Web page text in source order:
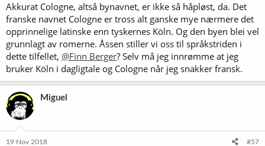
Akkurat Cologne, altså bynavnet, er ikke så håpløst, da. Det
franske navnet Cologne er tross alt ganske mye nærmere det
opprinnelige latinske enn tyskernes Köln. Og den byen blei vel
grunnlagt av romerne. Åssen stiller vi oss til språkstriden i
dette tilfellet, @Finn Berger? Selv må jeg innrømme at jeg
bruker Köln i dagligtale og Cologne når jeg snakker fransk.
Miguel
19 Nov 2018 #57